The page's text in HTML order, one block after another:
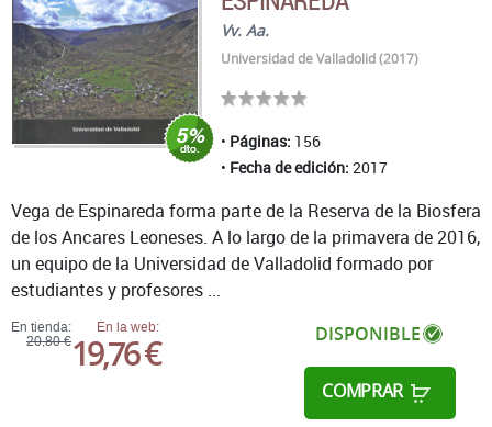
Vv. Aa.
Universidad de Valladolid (2017)
Páginas: 156
Fecha de edición: 2017
En tienda:
20,80 €
En la web:
19,76 € DISPONIBLE
COMPRAR
Vega de Espinareda forma parte de la Reserva de la Biosfera
de los Ancares Leoneses. A lo largo de la primavera de 2016,
un equipo de la Universidad de Valladolid formado por
estudiantes y profesores ...